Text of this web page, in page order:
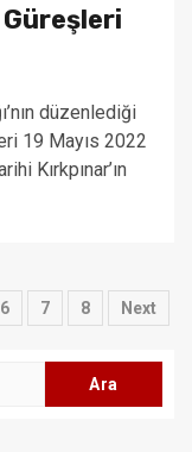
Güreşleri
düzenlediği
19 Mayıs 2022
Kırkpınar’ın
6 7 8 Next